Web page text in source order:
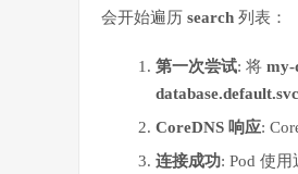
会开始遍历 search 列表：
第一次尝试: 将 my-
CoreDNS 响应:
连接成功: Pod 使用